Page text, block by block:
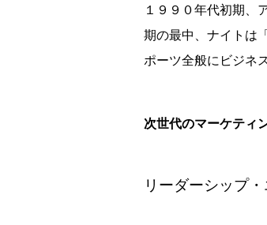
１９９０年代初期、
期の最中、ナイトは
ポーツ全般にビジネ
次世代のマーケティ
リーダーシップ